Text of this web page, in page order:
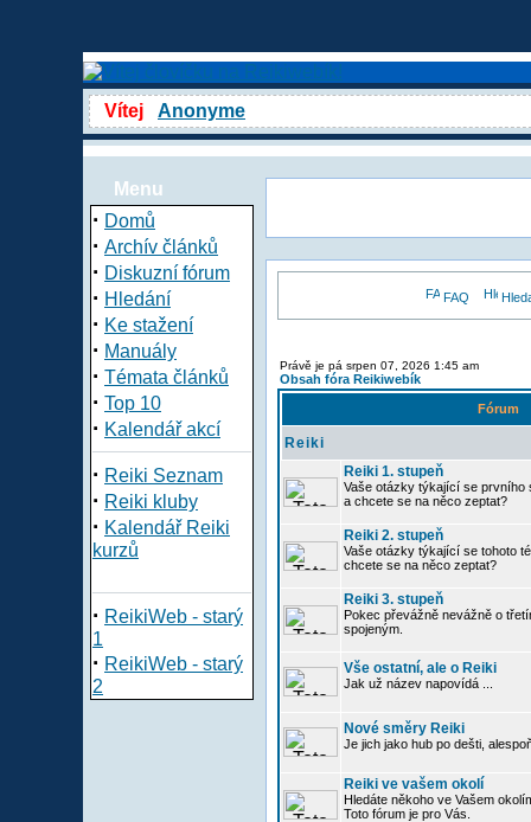
Vítej Anonyme
Menu
· Domů
· Archív článků
· Diskuzní fórum
· Hledání
· Ke stažení
· Manuály
· Témata článků
· Top 10
· Kalendář akcí
· Reiki Seznam
· Reiki kluby
· Kalendář Reiki
kurzů
· ReikiWeb - starý
1
· ReikiWeb - starý
2
FAQ
Právě je pá srpen 07, 2026 1:45 am
Obsah fóra Reikiwebík
Fórum
Reiki
Reiki 1. stupeň
Vaše otázky týkající se prvního
a chcete se na něco zeptat?
Reiki 2. stupeň
Vaše otázky týkající se tohoto
chcete se na něco zeptat?
Reiki 3. stupeň
Pokec převážně nevážně o
spojeným.
Vše ostatní, ale o Reiki
Jak už název napovídá ...
Nové směry Reiki
Je jich jako hub po dešti,
Reiki ve vašem okolí
Hledáte někoho ve Vašem
Toto fórum je pro Vás.